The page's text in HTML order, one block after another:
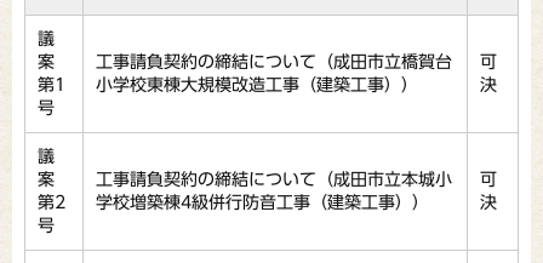
議
案
第1
号
工事請負契約の締結について（成田市立橋賀台
小学校東棟大規模改造工事（建築工事））
可
決
議
案
第2
号
工事請負契約の締結について（成田市立本城小
学校増築棟4級併行防音工事（建築工事））
可
決